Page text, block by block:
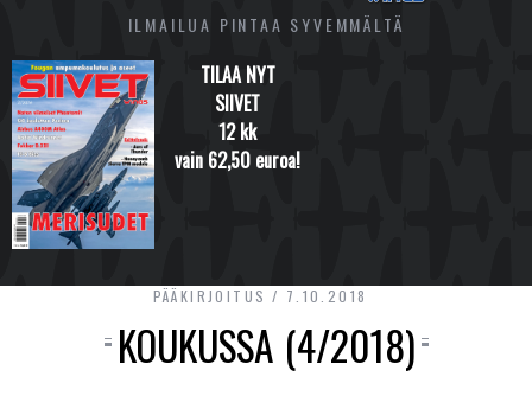
ILMAILUA PINTAA SYVEMMÄLTÄ
TILAA NYT
SIIVET
12 kk
vain 62,50 euroa!
PÄÄKIRJOITUS 7.10.2018
KOUKUSSA (4/2018)